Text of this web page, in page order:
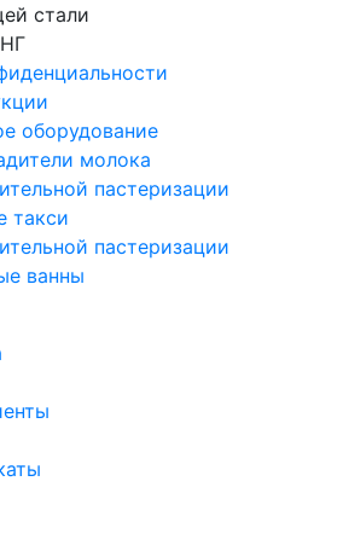
стали
оборудование
молока
пастеризации
такси
пастеризации
ванны